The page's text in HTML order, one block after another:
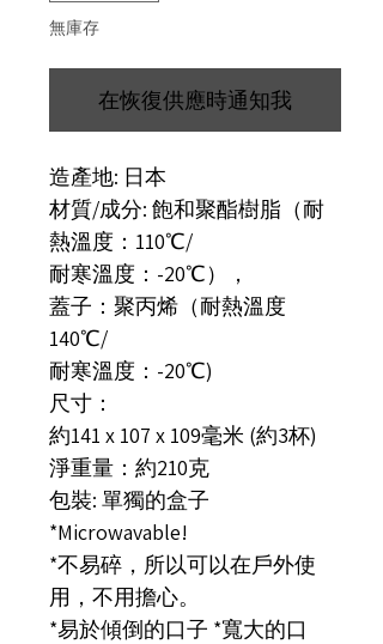
無庫存
在恢復供應時通知我
造產地: 日本
材質/成分: 飽和聚酯樹脂（耐
熱溫度：110℃/
耐寒溫度：-20℃），
蓋子：聚丙烯（耐熱溫度
140℃/
耐寒溫度：-20℃)
尺寸：
約141 x 107 x 109毫米 (約3杯)
淨重量：約210克
包裝: 單獨的盒子
*Microwavable!
*不易碎，所以可以在戶外使
用，不用擔心。
*易於傾倒的口子 *寬大的口